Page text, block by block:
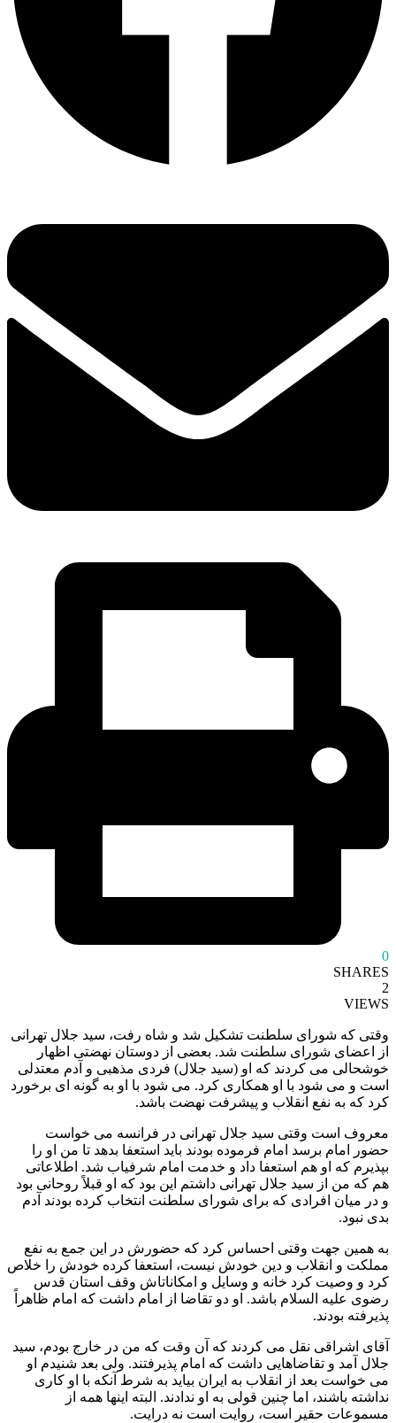
0
SHARES
2
VIEWS
وقتی که شورای سلطنت تشکیل شد و شاه رفت، سید جلال تهرانی
از اعضای شورای سلطنت شد. بعضی از دوستان نهضتی اظهار
خوشحالی می کردند که او (سید جلال) فردی مذهبی و آدم معتدلی
است و می شود با او همکاری کرد. می شود با او به گونه ای برخورد
کرد که به نفع انقلاب و پیشرفت نهضت باشد.
معروف است وقتی سید جلال تهرانی در فرانسه می خواست
حضور امام برسد امام فرموده بودند باید استعفا بدهد تا من او را
بپذیرم که او هم استعفا داد و خدمت امام شرفیاب شد. اطلاعاتی
هم که من از سید جلال تهرانی داشتم این بود که او قبلاً روحانی بود
و در میان افرادی که برای شورای سلطنت انتخاب کرده بودند آدم
بدی نبود.
به همین جهت وقتی احساس کرد که حضورش در این جمع به نفع
مملکت و انقلاب و دین خودش نیست، استعفا کرده خودش را خلاص
کرد و وصیت کرد خانه و وسایل و امکاناتاش وقف استان قدس
رضوی علیه السلام باشد. او دو تقاضا از امام داشت که امام ظاهراً
پذیرفته بودند.
آقای اشراقی نقل می کردند که آن وقت که من در خارج بودم، سید
جلال آمد و تقاضاهایی داشت که امام پذیرفتند. ولی بعد شنیدم او
می خواست بعد از انقلاب به ایران بیاید به شرط آنکه با او کاری
نداشته باشند، اما چنین قولی به او ندادند. البته اینها همه از
مسموعات حقیر است، روایت است نه درایت.